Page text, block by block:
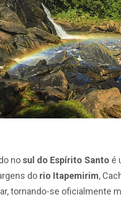
nosul do Espírito Santo é
do rio Itapemirim,
tornando-se oficialmente